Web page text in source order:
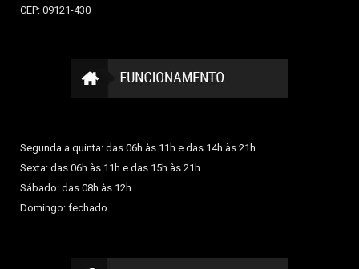
CEP: 09121-430
Segunda a quinta: das 06h às 11h e das 14h às 21h
Sexta: das 06h às 11h e das 15h às 21h
Sábado: das 08h às 12h
Domingo: fechado